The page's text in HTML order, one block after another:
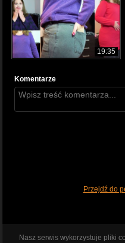
19:35
Komentarze
Przejdź do
Nasz serwis wykorzystuje pliki